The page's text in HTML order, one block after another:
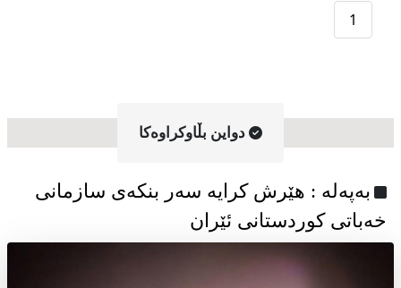
1
دواین بڵاوکراوه‌کا
به‌په‌له‌ : هێرش کرایە سەر بنکەی سازمانی
خەباتی کوردستانی ئێران